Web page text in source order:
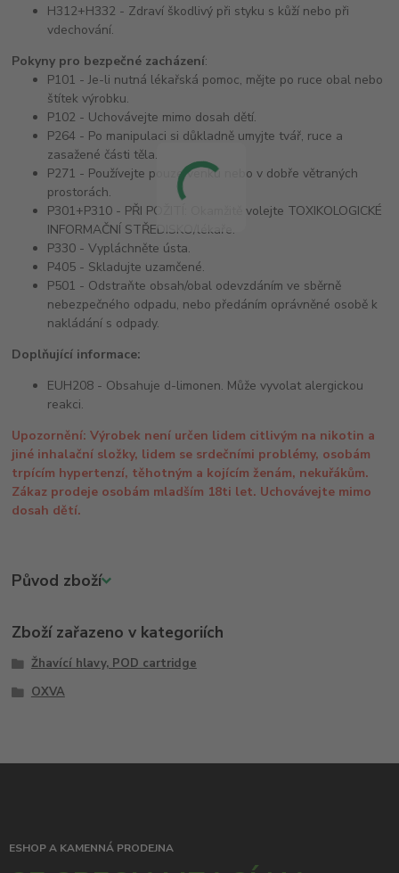
H312+H332 - Zdraví škodlivý při styku s kůží nebo při
vdechování.
Pokyny pro bezpečné zacházení:
P101 - Je-li nutná lékařská pomoc, mějte po ruce obal nebo
štítek výrobku.
P102 - Uchovávejte mimo dosah dětí.
P264 - Po manipulaci si důkladně umyjte tvář, ruce a
zasažené části těla.
P271 - Používejte pouze venku nebo v dobře větraných
prostorách.
P301+P310 - PŘI POŽITÍ: Okamžitě volejte TOXIKOLOGICKÉ
INFORMAČNÍ STŘEDISKO/lékaře.
P330 - Vypláchněte ústa.
P405 - Skladujte uzamčené.
P501 - Odstraňte obsah/obal odevzdáním ve sběrně
nebezpečného odpadu, nebo předáním oprávněné osobě k
nakládání s odpady.
Doplňující informace:
EUH208 - Obsahuje d-limonen. Může vyvolat alergickou
reakci.
Upozornění: Výrobek není určen lidem citlivým na nikotin a
jiné inhalační složky, lidem se srdečními problémy, osobám
trpícím hypertenzí, těhotným a kojícím ženám, nekuřákům.
Zákaz prodeje osobám mladším 18ti let. Uchovávejte mimo
dosah dětí.
Původ zboží
Zboží zařazeno v kategoriích
Žhavící hlavy, POD cartridge
OXVA
ESHOP A KAMENNÁ PRODEJNA